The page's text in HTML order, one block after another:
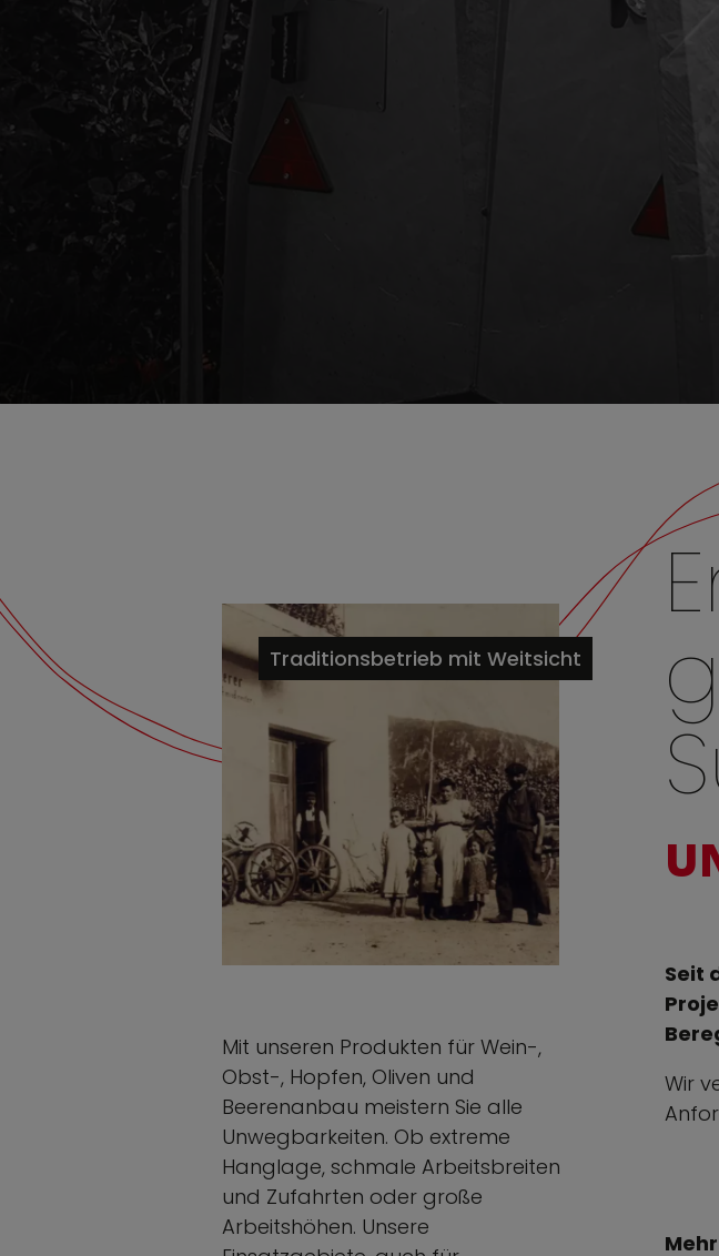
Seit
Wir
Traditionsbetrieb mit Weitsicht
Mit unseren Produkten für Wein-,
Obst-, Hopfen, Oliven und
Beerenanbau meistern Sie alle
Unwegbarkeiten. Ob extreme
Hanglage, schmale Arbeitsbreiten
und Zufahrten oder große
Arbeitshöhen. Unsere